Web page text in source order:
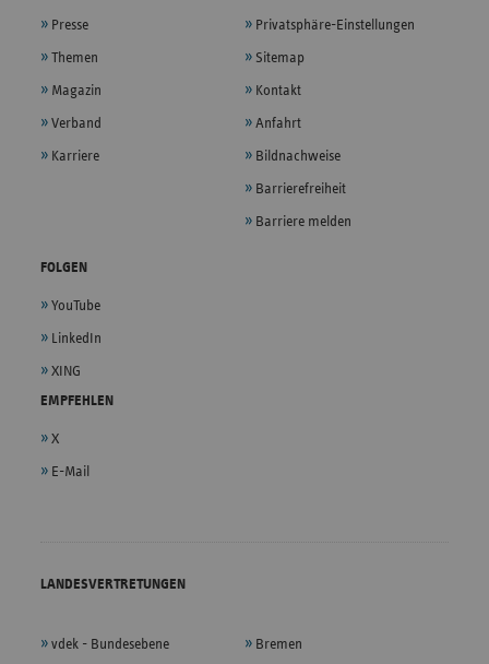
Presse
Themen
Magazin
Verband
Karriere
Privatsphäre-Einstellungen
Sitemap
Kontakt
Anfahrt
Bildnachweise
Barrierefreiheit
Barriere melden
FOLGEN
YouTube
LinkedIn
XING
EMPFEHLEN
X
E-Mail
LANDESVERTRETUNGEN
vdek - Bundesebene Bremen